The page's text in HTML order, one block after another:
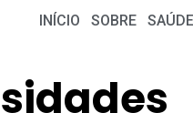
INÍCIO SOBRE SAÚDE